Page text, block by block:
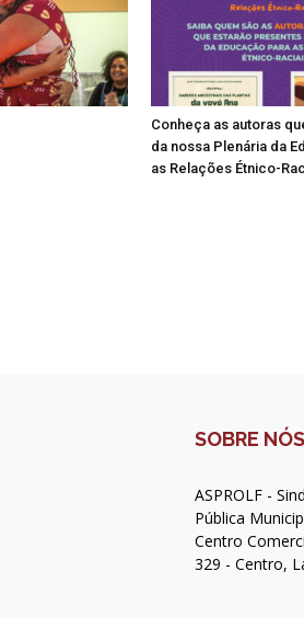
Conheça as autoras
da nossa Plenária da
as Relações Étnico-
SOBRE NÓS
ASPROLF -
Pública
Centro
329 - Centro,